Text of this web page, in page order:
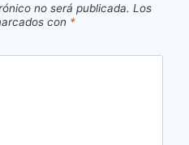
no será publicada. Los
con *